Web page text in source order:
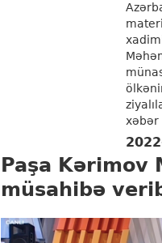
xəbər
Paşa Kərimov
müsahibə